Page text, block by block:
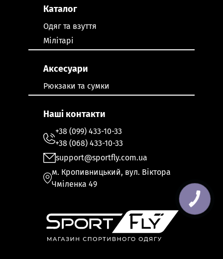
Каталог
Одяг та взуття
Мілітарі
Аксесуари
Рюкзаки та сумки
Наші контакти
+38 (099) 433-10-33
+38 (068) 433-10-33
support@sportfly.com.ua
м. Кропивницький, вул. Віктора
Чміленка 49
КНОПКА
ЗВ'ЯЗКУ